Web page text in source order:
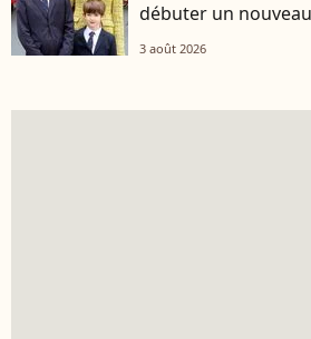
débuter un
3 août 2026